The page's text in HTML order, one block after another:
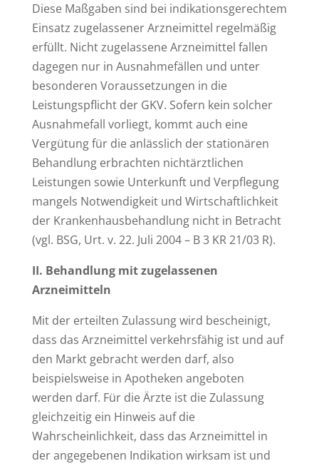
Diese Maßgaben sind bei indikationsgerechtem
Einsatz zugelassener Arzneimittel regelmäßig
erfüllt. Nicht zugelassene Arzneimittel fallen
dagegen nur in Ausnahmefällen und unter
besonderen Voraussetzungen in die
Leistungspflicht der GKV. Sofern kein solcher
Ausnahmefall vorliegt, kommt auch eine
Vergütung für die anlässlich der stationären
Behandlung erbrachten nichtärztlichen
Leistungen sowie Unterkunft und Verpflegung
mangels Notwendigkeit und Wirtschaftlichkeit
der Krankenhausbehandlung nicht in Betracht
(vgl. BSG, Urt. v. 22. Juli 2004 – B 3 KR 21/03 R).
II. Behandlung mit zugelassenen
Arzneimitteln
Mit der erteilten Zulassung wird bescheinigt,
dass das Arzneimittel verkehrsfähig ist und auf
den Markt gebracht werden darf, also
beispielsweise in Apotheken angeboten
werden darf. Für die Ärzte ist die Zulassung
gleichzeitig ein Hinweis auf die
Wahrscheinlichkeit, dass das Arzneimittel in
der angegebenen Indikation wirksam ist und